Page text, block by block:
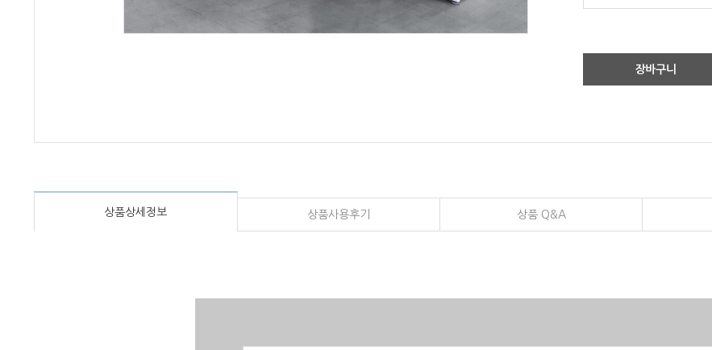
장바구니
상품상세정보 상품사용후기 상품 Q&A